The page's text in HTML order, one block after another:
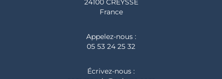
24100 CREYSSE
France
Appelez-nous :
05 53 24 25 32
Écrivez-nous :